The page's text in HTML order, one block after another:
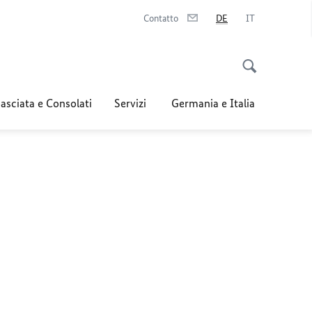
Contatto DE IT
e Consolati Servizi Germania e Italia